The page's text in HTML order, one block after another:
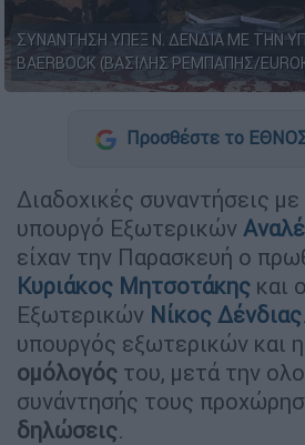
ΣΥΝΑΝΤΗΣΗ ΥΠΕΞ Ν. ΔΕΝΔΙΑ ΜΕ ΤΗΝ
BAERBOCK (ΒΑΣΙΛΗΣ ΡΕΜΠΑΠΗΣ/
Προσθέστε το
Διαδοχικές συναντήσεις με
υπουργό Εξωτερικών
είχαν την Παρασκευή ο
Κυριάκος Μητσοτάκης και
Εξωτερικών Νίκος Δένδιας
υπουργός εξωτερικών και η
ομόλογός του, μετά την
συνάντησής τους
δηλώσεις.